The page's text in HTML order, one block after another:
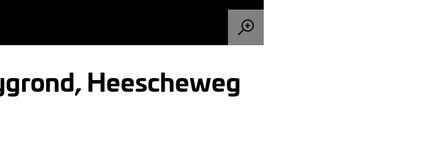
Heescheweg